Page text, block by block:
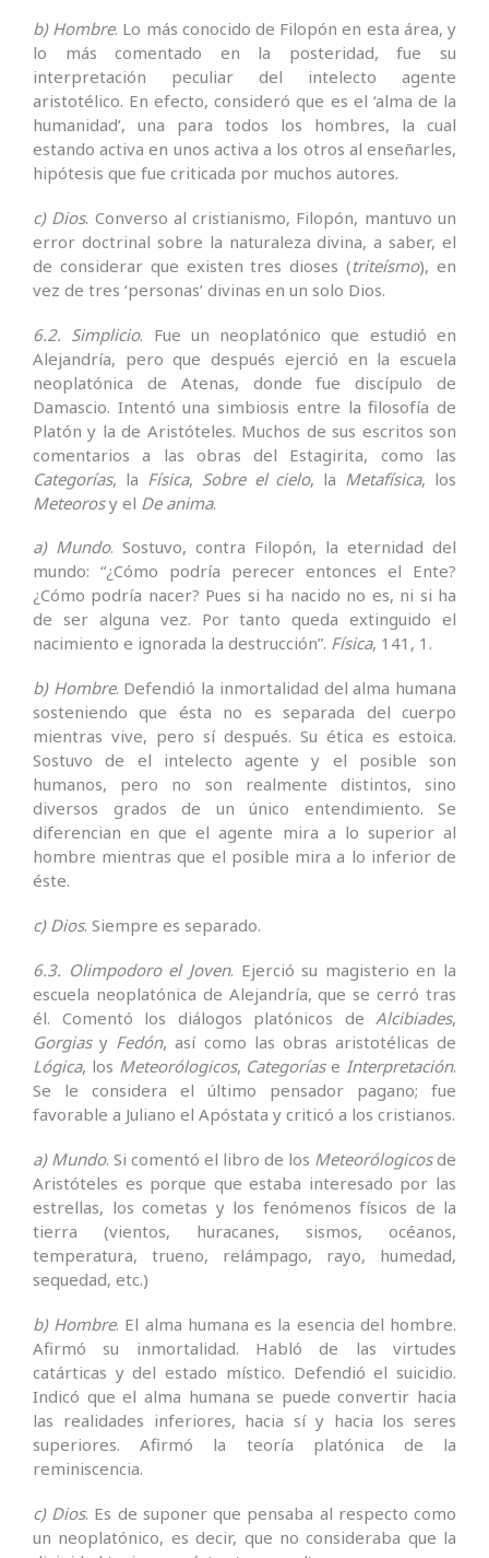
b) Hombre. Lo más conocido de Filopón en esta área, y
lo más comentado en la posteridad, fue su
interpretación peculiar del intelecto agente
aristotélico. En efecto, consideró que es el ‘alma de la
humanidad’, una para todos los hombres, la cual
estando activa en unos activa a los otros al enseñarles,
hipótesis que fue criticada por muchos autores.
c) Dios. Converso al cristianismo, Filopón, mantuvo un
error doctrinal sobre la naturaleza divina, a saber, el
de considerar que existen tres dioses (triteísmo), en
vez de tres ‘personas’ divinas en un solo Dios.
6.2. Simplicio. Fue un neoplatónico que estudió en
Alejandría, pero que después ejerció en la escuela
neoplatónica de Atenas, donde fue discípulo de
Damascio. Intentó una simbiosis entre la filosofía de
Platón y la de Aristóteles. Muchos de sus escritos son
comentarios a las obras del Estagirita, como las
Categorías, la Física, Sobre el cielo, la Metafísica, los
Meteorosy el De anima.
a) Mundo. Sostuvo, contra Filopón, la eternidad del
mundo: “¿Cómo podría perecer entonces el Ente?
¿Cómo podría nacer? Pues si ha nacido no es, ni si ha
de ser alguna vez. Por tanto queda extinguido el
nacimiento e ignorada la destrucción”. Física, 141, 1.
b) Hombre. Defendió la inmortalidad del alma humana
sosteniendo que ésta no es separada del cuerpo
mientras vive, pero sí después. Su ética es estoica.
Sostuvo de el intelecto agente y el posible son
humanos, pero no son realmente distintos, sino
diversos grados de un único entendimiento. Se
diferencian en que el agente mira a lo superior al
hombre mientras que el posible mira a lo inferior de
éste.
c) Dios. Siempre es separado.
6.3. Olimpodoro el Joven. Ejerció su magisterio en la
escuela neoplatónica de Alejandría, que se cerró tras
él. Comentó los diálogos platónicos de Alcibiades,
Gorgiasy Fedón, así como las obras aristotélicas de
Lógica, los Meteorólogicos, CategoríaseInterpretación.
Se le considera el último pensador pagano; fue
favorable a Juliano el Apóstata y criticó a los cristianos.
a) Mundo. Si comentó el libro de los Meteorólogicosde
Aristóteles es porque que estaba interesado por las
estrellas, los cometas y los fenómenos físicos de la
tierra (vientos, huracanes, sismos, océanos,
temperatura, trueno, relámpago, rayo, humedad,
sequedad, etc.)
b) Hombre. El alma humana es la esencia del hombre.
Afirmó su inmortalidad. Habló de las virtudes
catárticas y del estado místico. Defendió el suicidio.
Indicó que el alma humana se puede convertir hacia
las realidades inferiores, hacia sí y hacia los seres
superiores. Afirmó la teoría platónica de la
reminiscencia.
c) Dios. Es de suponer que pensaba al respecto como
un neoplatónico, es decir, que no consideraba que la